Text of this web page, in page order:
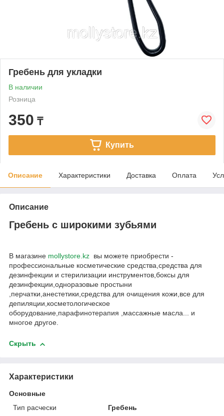
Гребень для укладки
В наличии
Розница
350 ₸
Купить
Описание Характеристики Доставка Оплата
Описание
Гребень с широкими зубьями
В магазине mollystore.kz вы можете приобрести -
профессиональные косметические средства,средства для
дезинфекции и стерилизации инструментов,боксы для
дезинфекции,одноразовые простыни
,перчатки,анестетики,средства для очищения кожи,все для
депиляции,косметологическое
оборудование,парафинотерапия ,массажные масла... и
многое другое.
Скрыть
Характеристики
Основные
Тип расчески
Гребень